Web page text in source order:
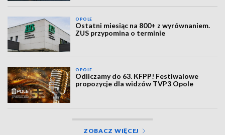
OPOLE
Ostatni miesiąc na 800+ z wyrównaniem.
ZUS przypomina o terminie
OPOLE
Odliczamy do 63. KFPP! Festiwalowe
propozycje dla widzów TVP3 Opole
ZOBACZ WIĘCEJ